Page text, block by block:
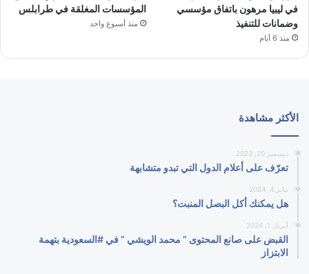
في ليبيا مرهون باتفاق مؤسسي
وضمانات للتنفيذ
منذ 6 أيام
المؤسسات المغلقة في طرابلس
منذ أسبوع واحد
الأكثر مشاهدة
ديسمبر 20, 2023
تعرّف على أعلام الدول التي تبدو متشابهة
يناير 4, 2024
هل يمكنك أكل البصل المنبت؟
أبريل 1, 2024
القبض على صانع المحتوى ” محمد الويشي ” في #السعودية بتهمة
الابتزاز